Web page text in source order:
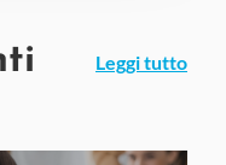
Leggi tutto